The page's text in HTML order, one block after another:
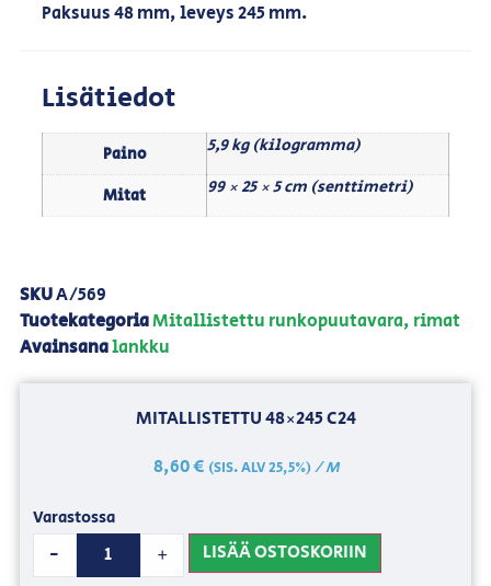
Paksuus 48 mm, leveys 245 mm.
Lisätiedot
Paino 5,9 kg (kilogramma)
Mitat 99 × 25 × 5 cm (senttimetri)
SKUA/569
TuotekategoriaMitallistettu runkopuutavara, rimat
Avainsanalankku
MITALLISTETTU 48×245 C24
8,60€ (SIS. ALV 25,5%)/ M
Varastossa
- + LISÄÄ OSTOSKORIIN